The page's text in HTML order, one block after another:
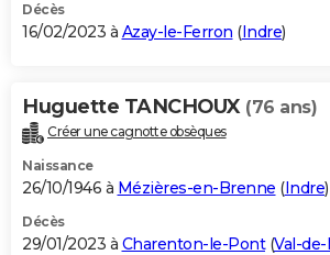
Décès
16/02/2023 à Azay-le-Ferron (Indre)
Huguette TANCHOUX (76 ans)
Créer une cagnotte obsèques
Naissance
26/10/1946 à Mézières-en-Brenne (Indre)
Décès
29/01/2023 à Charenton-le-Pont(Val-